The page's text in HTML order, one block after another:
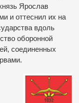
Ярослав
и оттеснил их на
вдоль
оборонной
соединенных